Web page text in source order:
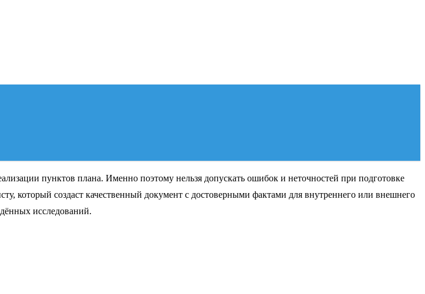
пунктов плана. Именно поэтому нельзя допускать ошибок и неточностей при подготовке
который создаст качественный документ с достоверными фактами для внутреннего или внешнего
исследований.